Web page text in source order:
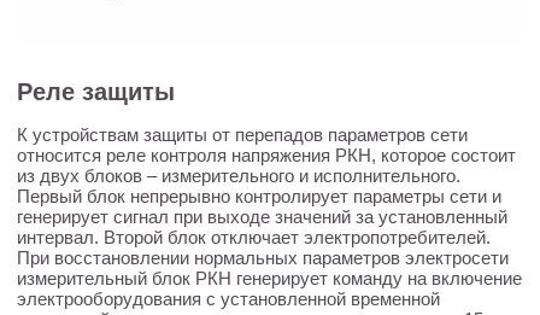
Реле защиты
К устройствам защиты от перепадов параметров сети
относится реле контроля напряжения РКН, которое состоит
из двух блоков – измерительного и исполнительного.
Первый блок непрерывно контролирует параметры сети и
генерирует сигнал при выходе значений за установленный
интервал. Второй блок отключает электропотребителей.
При восстановлении нормальных параметров электросети
измерительный блок РКН генерирует команду на включение
электрооборудования с установленной временной